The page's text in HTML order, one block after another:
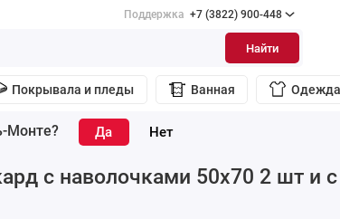
Поддержка +7 (3822) 900-448
Найти
Покрывала и пледы Ванная Одежда
Монте?
с наволочками 50х70 2 шт и